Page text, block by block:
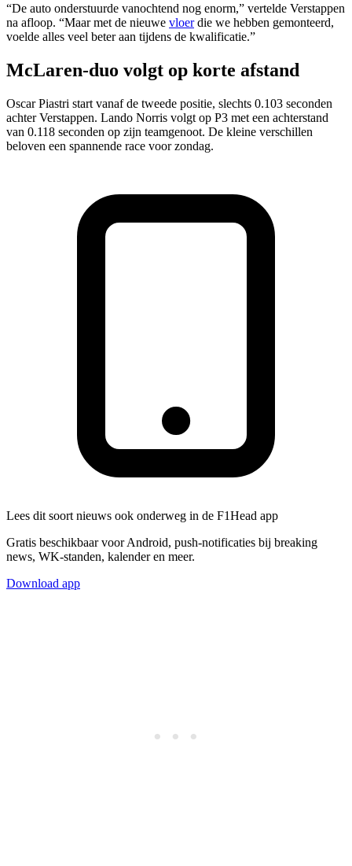
“De auto onderstuurde vanochtend nog enorm,” vertelde Verstappen
na afloop. “Maar met de nieuwe vloerdie we hebben gemonteerd,
voelde alles veel beter aan tijdens de kwalificatie.”
McLaren-duo volgt op korte afstand
Oscar Piastri start vanaf de tweede positie, slechts 0.103 seconden
achter Verstappen. Lando Norris volgt op P3 met een achterstand
van 0.118 seconden op zijn teamgenoot. De kleine verschillen
beloven een spannende race voor zondag.
Lees dit soort nieuws ook onderweg in de F1Head app
Gratis beschikbaar voor Android, push-notificaties bij breaking
news, WK-standen, kalender en meer.
Download app